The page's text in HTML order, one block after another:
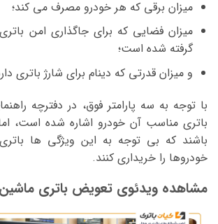
میزان برقی که هر خودرو مصرف می کند؛
میزان فضایی که برای جاگذاری امن
گرفته شده است؛
و میزان قدرتی که دینام برای شارژ باتری
با توجه به سه پارامتر فوق، در دفترچه
باتری مناسب آن خودرو اشاره شده است،
باشند که بی توجه به این ویژگی ها
خودروها را خریداری کنند.
مشاهده ویدئوی تعویض باتری
نمایشگر